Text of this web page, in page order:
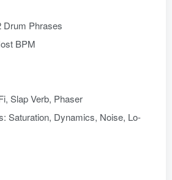
Drum Phrases
BPM
Slap Verb, Phaser
Saturation, Dynamics, Noise, Lo-